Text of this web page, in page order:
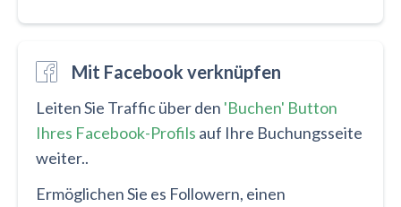
Mit Facebook verknüpfen
Leiten Sie Traffic über den 'Buchen' Button
Ihres Facebook-Profils auf Ihre Buchungsseite
weiter..
Ermöglichen Sie es Followern, einen